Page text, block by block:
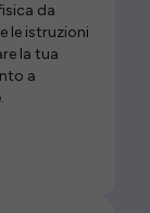
da
le istruzioni
la tua
a